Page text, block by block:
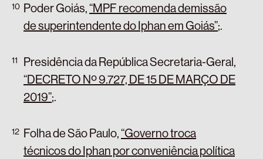
Poder Goiás,“MPF recomenda demissão
de superintendente do Iphan em Goiás”;.
Presidência da República Secretaria-Geral,
“DECRETO Nº 9.727, DE 15 DE MARÇO DE
2019”;.
Folha de São Paulo,“Governo troca
técnicos do Iphan por conveniência política